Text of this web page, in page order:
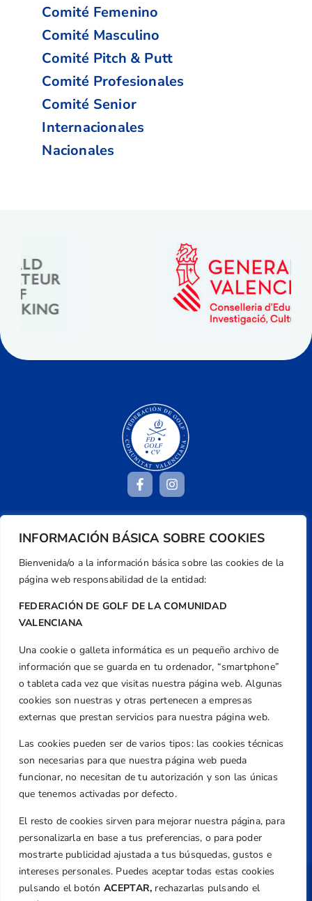
INFORMACIÓN BÁSICA SOBRE COOKIES
Bienvenida/o a la información básica sobre las cookies de la
página web responsabilidad de la entidad:
FEDERACIÓN DE GOLF DE LA COMUNIDAD
VALENCIANA
Una cookie o galleta informática es un pequeño archivo de
información que se guarda en tu ordenador, “smartphone”
o tableta cada vez que visitas nuestra página web. Algunas
cookies son nuestras y otras pertenecen a empresas
externas que prestan servicios para nuestra página web.
Las cookies pueden ser de varios tipos: las cookies técnicas
son necesarias para que nuestra página web pueda
funcionar, no necesitan de tu autorización y son las únicas
que tenemos activadas por defecto.
El resto de cookies sirven para mejorar nuestra página, para
personalizarla en base a tus preferencias, o para poder
mostrarte publicidad ajustada a tus búsquedas, gustos e
intereses personales. Puedes aceptar todas estas cookies
pulsando el botón ACEPTAR, rechazarlas pulsando el
Comité Femenino
Comité Masculino
Comité Pitch & Putt
Comité Profesionales
Comité Senior
Internacionales
Nacionales
Dirección
Centre de L´Esport, Carrer d'Isaac Peral i
Caballero, Nº 5, Despachos 2 y 3, 46980,
Teléfono
Email
federacion@golfcv.com
Aviso Legal
Política de Privacidad
Normativa
Federación
Copyright ©Federación de Golf de la